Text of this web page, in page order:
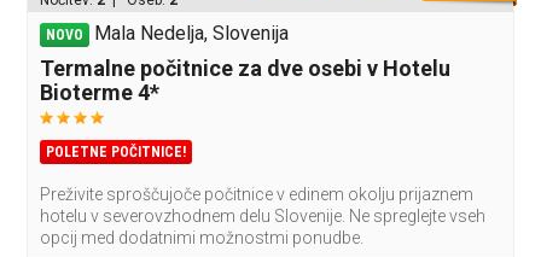
NOVO Mala Nedelja, Slovenija
Termalne počitnice za dve osebi v Hotelu
Bioterme 4*
POLETNE POČITNICE!
Preživite sproščujoče počitnice v edinem okolju prijaznem
hotelu v severovzhodnem delu Slovenije. Ne spreglejte vseh
opcij med dodatnimi možnostmi ponudbe.